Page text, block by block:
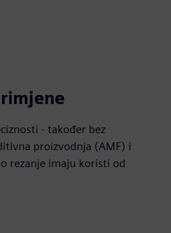
- također bez
proizvodnja (AMF) i
rezanje imaju koristi od